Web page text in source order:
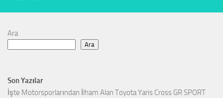
Ara
Ara
Son Yazılar
İşte Motorsporlarından İlham Alan Toyota Yaris Cross GR SPORT